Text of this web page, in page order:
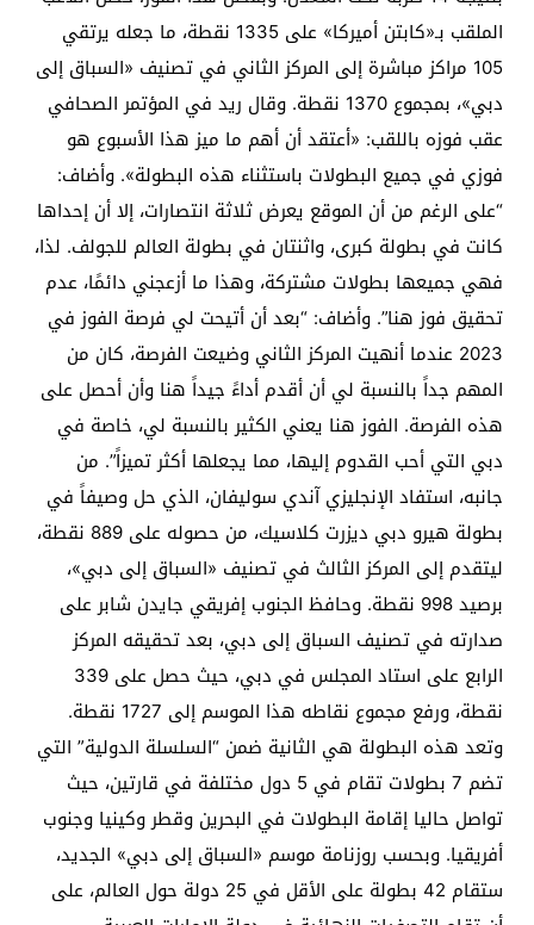
الملقب بـ«كابتن أميركا» على 1335 نقطة، ما جعله يرتقي
105 مراكز مباشرة إلى المركز الثاني في تصنيف «السباق إلى
دبي»، بمجموع 1370 نقطة. وقال ريد في المؤتمر الصحافي
عقب فوزه باللقب: «أعتقد أن أهم ما ميز هذا الأسبوع هو
فوزي في جميع البطولات باستثناء هذه البطولة». وأضاف:
“على الرغم من أن الموقع يعرض ثلاثة انتصارات، إلا أن إحداها
كانت في بطولة كبرى، واثنتان في بطولة العالم للجولف. لذا،
فهي جميعها بطولات مشتركة، وهذا ما أزعجني دائمًا، عدم
تحقيق فوز هنا”. وأضاف: “بعد أن أتيحت لي فرصة الفوز في
2023 عندما أنهيت المركز الثاني وضيعت الفرصة، كان من
المهم جداً بالنسبة لي أن أقدم أداءً جيداً هنا وأن أحصل على
هذه الفرصة. الفوز هنا يعني الكثير بالنسبة لي، خاصة في
دبي التي أحب القدوم إليها، مما يجعلها أكثر تميزاً”. من
جانبه، استفاد الإنجليزي آندي سوليفان، الذي حل وصيفاً في
بطولة هيرو دبي ديزرت كلاسيك، من حصوله على 889 نقطة،
ليتقدم إلى المركز الثالث في تصنيف «السباق إلى دبي»،
برصيد 998 نقطة. وحافظ الجنوب إفريقي جايدن شابر على
صدارته في تصنيف السباق إلى دبي، بعد تحقيقه المركز
الرابع على استاد المجلس في دبي، حيث حصل على 339
نقطة، ورفع مجموع نقاطه هذا الموسم إلى 1727 نقطة.
وتعد هذه البطولة هي الثانية ضمن “السلسلة الدولية” التي
تضم 7 بطولات تقام في 5 دول مختلفة في قارتين، حيث
تواصل حاليا إقامة البطولات في البحرين وقطر وكينيا وجنوب
أفريقيا. وبحسب روزنامة موسم «السباق إلى دبي» الجديد،
ستقام 42 بطولة على الأقل في 25 دولة حول العالم، على